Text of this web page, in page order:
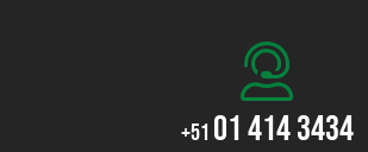
+51 01 414 3434